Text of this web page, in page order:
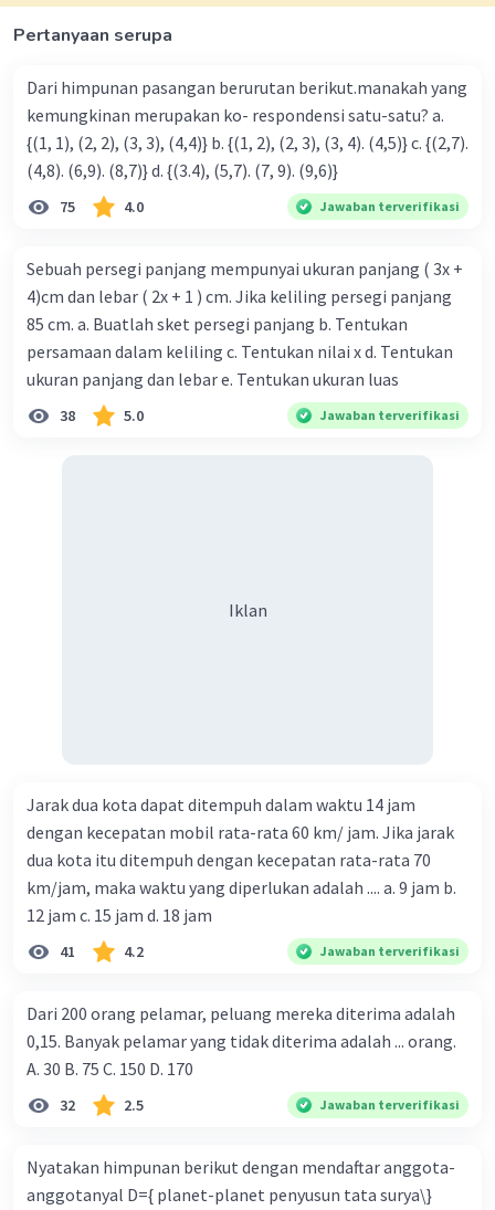
Pertanyaan serupa
Dari himpunan pasangan berurutan berikut.manakah yang
kemungkinan merupakan ko- respondensi satu-satu? a.
{(1, 1), (2, 2), (3, 3), (4,4)} b. {(1, 2), (2, 3), (3, 4). (4,5)} c. {(2,7).
(4,8). (6,9). (8,7)} d. {(3.4), (5,7). (7, 9). (9,6)}
75 4.0 Jawaban terverifikasi
Sebuah persegi panjang mempunyai ukuran panjang ( 3x +
4)cm dan lebar ( 2x + 1 ) cm. Jika keliling persegi panjang
85 cm. a. Buatlah sket persegi panjang b. Tentukan
persamaan dalam keliling c. Tentukan nilai x d. Tentukan
ukuran panjang dan lebar e. Tentukan ukuran luas
38 5.0 Jawaban terverifikasi
Iklan
Jarak dua kota dapat ditempuh dalam waktu 14 jam
dengan kecepatan mobil rata-rata 60 km/ jam. Jika jarak
dua kota itu ditempuh dengan kecepatan rata-rata 70
km/jam, maka waktu yang diperlukan adalah .... a. 9 jam b.
12 jam c. 15 jam d. 18 jam
41 4.2 Jawaban terverifikasi
Dari 200 orang pelamar, peluang mereka diterima adalah
0,15. Banyak pelamar yang tidak diterima adalah ... orang.
A. 30 B. 75 C. 150 D. 170
32 2.5 Jawaban terverifikasi
Nyatakan himpunan berikut dengan mendaftar anggota-
anggotanyal D={ planet-planet penyusun tata surya\}